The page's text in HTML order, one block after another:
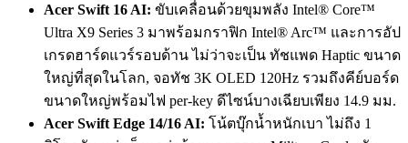
Acer Swift 16 AI: ขับเคลื่อนด้วยขุมพลัง Intel® Core™
Ultra X9 Series 3 มาพร้อมกราฟิก Intel® Arc™ และการอัป
เกรดฮาร์ดแวร์รอบด้าน ไม่ว่าจะเป็น ทัชแพด Haptic ขนาด
ใหญ่ที่สุดในโลก, จอทัช 3K OLED 120Hz รวมถึงคีย์บอร์ด
ขนาดใหญ่พร้อมไฟ per-key ดีไซน์บางเฉียบเพียง 14.9 มม.
Acer Swift Edge 14/16 AI: โน้ตบุ๊กน้ำหนักเบา ไม่ถึง 1